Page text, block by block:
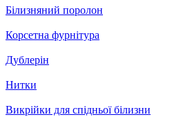
Білизняний поролон
Корсетна фурнітура
Дублерін
Нитки
Викрійки для спідньої білизни